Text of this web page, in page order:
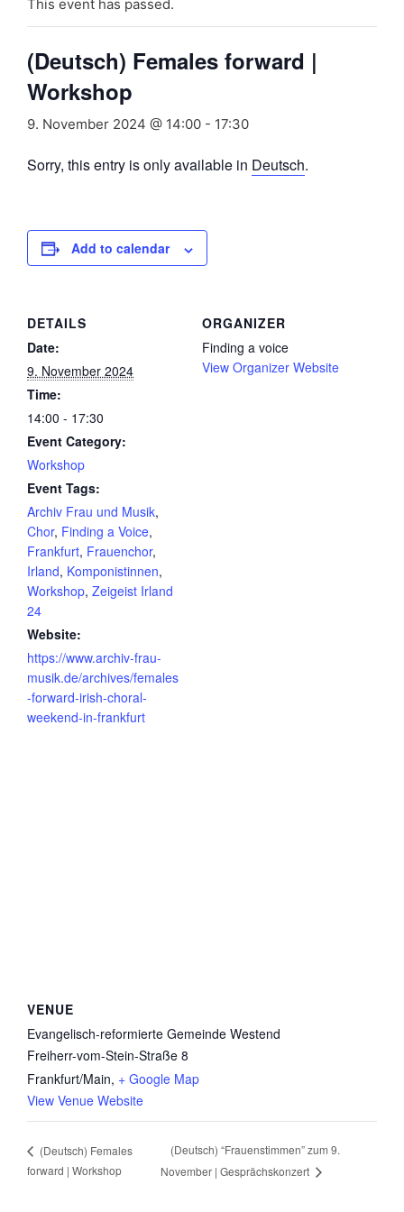
This event has passed.
(Deutsch) Females forward |
Workshop
9. November 2024 @ 14:00 - 17:30
Sorry, this entry is only available in Deutsch.
Add to calendar
DETAILS
Date:
9. November 2024
Time:
14:00 - 17:30
Event Category:
Workshop
Event Tags:
Archiv Frau und Musik,
Chor, Finding a Voice,
Frankfurt, Frauenchor,
Irland, Komponistinnen,
Workshop, Zeigeist Irland
24
Website:
https://www.archiv-frau-
musik.de/archives/females
-forward-irish-choral-
weekend-in-frankfurt
ORGANIZER
Finding a voice
View Organizer Website
VENUE
Evangelisch-reformierte Gemeinde Westend
Freiherr-vom-Stein-Straße 8
Frankfurt/Main, + Google Map
View Venue Website
(Deutsch) Females
forward | Workshop
(Deutsch) “Frauenstimmen” zum 9.
November | Gesprächskonzert